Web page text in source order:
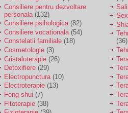
controla nervii si
cateodata are copilul
de suferit.
Am o bariera peste
care nu pot trece:
prietena mea a ramas
insarcinata cu o fata.
Am fost de comun
acord sa facem un
copil, cu gandul ca e
baiat.
Consiliere pentru dezvoltare
personala (132)
Consiliere psihologica(82)
Consiliere vocationala (54)
Constelatii familiale (18)
Cosmetologie (3)
Cristaloterapie (26)
Detoxifiere (29)
Electropunctura (10)
Electroterapie (13)
Feng shui (7)
Fitoterapie (38)
(36)